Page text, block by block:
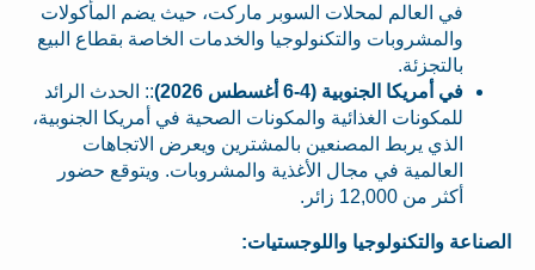
في العالم لمحلات السوبر ماركت، حيث يضم المأكولات
والمشروبات والتكنولوجيا والخدمات الخاصة بقطاع البيع
بالتجزئة.
في أمريكا الجنوبية (4-6 أغسطس 2026)
:: الحدث الرائد
للمكونات الغذائية والمكونات الصحية في أمريكا الجنوبية،
الذي يربط المصنعين بالمشترين ويعرض الاتجاهات
العالمية في مجال الأغذية والمشروبات. ويتوقع حضور
أكثر من 12,000 زائر.
الصناعة والتكنولوجيا واللوجستيات: